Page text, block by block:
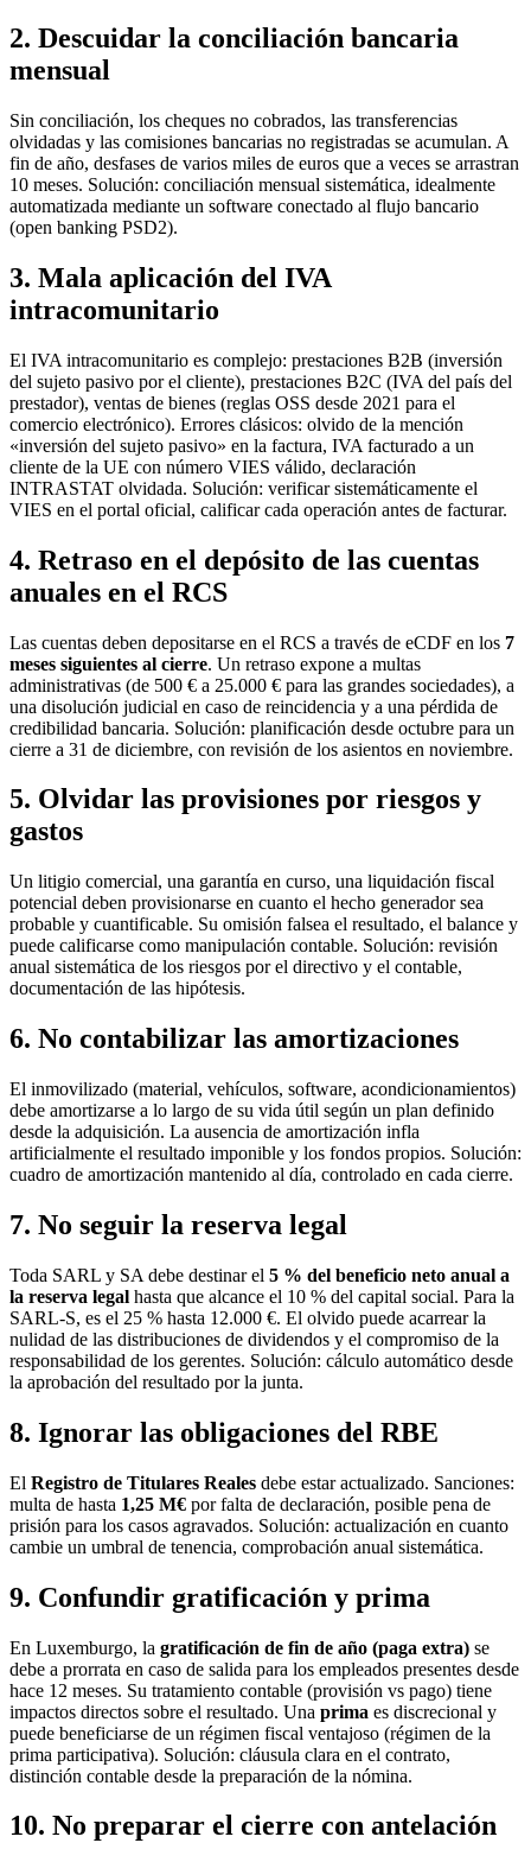
2. Descuidar la conciliación bancaria
mensual
Sin conciliación, los cheques no cobrados, las transferencias
olvidadas y las comisiones bancarias no registradas se acumulan. A
fin de año, desfases de varios miles de euros que a veces se arrastran
10 meses. Solución: conciliación mensual sistemática, idealmente
automatizada mediante un software conectado al flujo bancario
(open banking PSD2).
3. Mala aplicación del IVA
intracomunitario
El IVA intracomunitario es complejo: prestaciones B2B (inversión
del sujeto pasivo por el cliente), prestaciones B2C (IVA del país del
prestador), ventas de bienes (reglas OSS desde 2021 para el
comercio electrónico). Errores clásicos: olvido de la mención
«inversión del sujeto pasivo» en la factura, IVA facturado a un
cliente de la UE con número VIES válido, declaración
INTRASTAT olvidada. Solución: verificar sistemáticamente el
VIES en el portal oficial, calificar cada operación antes de facturar.
4. Retraso en el depósito de las cuentas
anuales en el RCS
Las cuentas deben depositarse en el RCS a través de eCDF en los 7
meses siguientes al cierre. Un retraso expone a multas
administrativas (de 500 € a 25.000 € para las grandes sociedades), a
una disolución judicial en caso de reincidencia y a una pérdida de
credibilidad bancaria. Solución: planificación desde octubre para un
cierre a 31 de diciembre, con revisión de los asientos en noviembre.
5. Olvidar las provisiones por riesgos y
gastos
Un litigio comercial, una garantía en curso, una liquidación fiscal
potencial deben provisionarse en cuanto el hecho generador sea
probable y cuantificable. Su omisión falsea el resultado, el balance y
puede calificarse como manipulación contable. Solución: revisión
anual sistemática de los riesgos por el directivo y el contable,
documentación de las hipótesis.
6. No contabilizar las amortizaciones
El inmovilizado (material, vehículos, software, acondicionamientos)
debe amortizarse a lo largo de su vida útil según un plan definido
desde la adquisición. La ausencia de amortización infla
artificialmente el resultado imponible y los fondos propios. Solución:
cuadro de amortización mantenido al día, controlado en cada cierre.
7. No seguir la reserva legal
Toda SARL y SA debe destinar el 5 % del beneficio neto anual a
la reserva legal hasta que alcance el 10 % del capital social. Para la
SARL-S, es el 25 % hasta 12.000 €. El olvido puede acarrear la
nulidad de las distribuciones de dividendos y el compromiso de la
responsabilidad de los gerentes. Solución: cálculo automático desde
la aprobación del resultado por la junta.
8. Ignorar las obligaciones del RBE
El Registro de Titulares Reales debe estar actualizado. Sanciones:
multa de hasta 1,25 M€ por falta de declaración, posible pena de
prisión para los casos agravados. Solución: actualización en cuanto
cambie un umbral de tenencia, comprobación anual sistemática.
9. Confundir gratificación y prima
En Luxemburgo, la gratificación de fin de año (paga extra) se
debe a prorrata en caso de salida para los empleados presentes desde
hace 12 meses. Su tratamiento contable (provisión vs pago) tiene
impactos directos sobre el resultado. Una prima es discrecional y
puede beneficiarse de un régimen fiscal ventajoso (régimen de la
prima participativa). Solución: cláusula clara en el contrato,
distinción contable desde la preparación de la nómina.
10. No preparar el cierre con antelación